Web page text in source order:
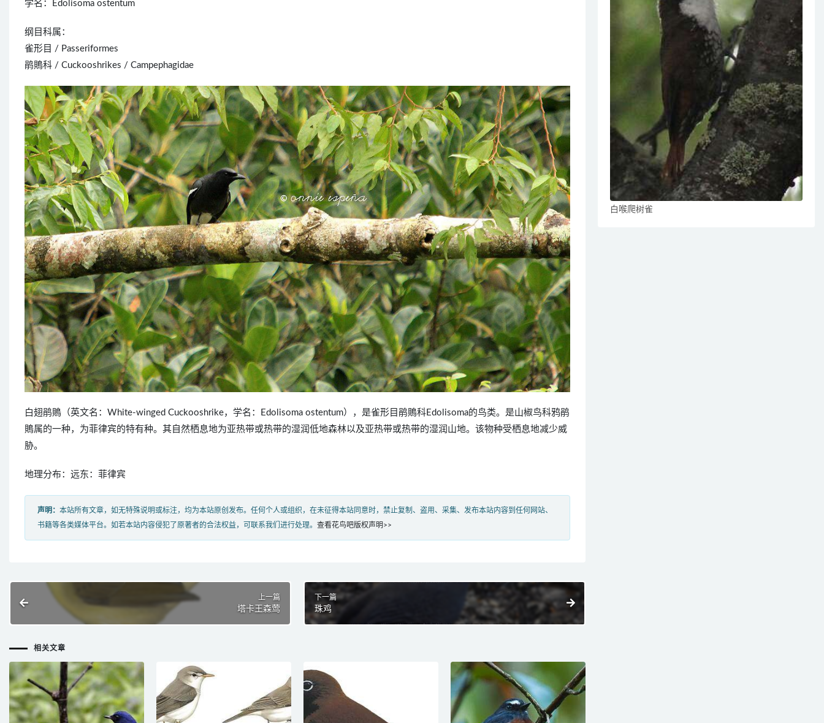
学名：Edolisoma ostentum
纲目科属：
雀形目 / Passeriformes
鹃鵙科 / Cuckooshrikes / Campephagidae
白翅鹃鵙（英文名：White-winged Cuckooshrike，学名：Edolisoma ostentum），是雀形目鹃鵙科Edolisoma的鸟类。是山椒鸟科鸦鹃
鵙属的一种，为菲律宾的特有种。其自然栖息地为亚热带或热带的湿润低地森林以及亚热带或热带的湿润山地。该物种受栖息地减少威
胁。
地理分布：远东：菲律宾
声明： 本站所有文章，如无特殊说明或标注，均为本站原创发布。任何个人或组织，在未征得本站同意时，禁止复制、盗用、采集、发布本站内容到任何网站、
书籍等各类媒体平台。如若本站内容侵犯了原著者的合法权益，可联系我们进行处理。 查看花鸟吧版权声明>>
上一篇
塔卡王森莺
下一篇
珠鸡
相关文章
白喉爬树雀